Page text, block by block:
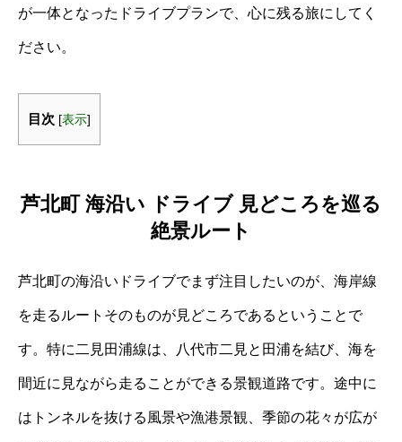
が一体となったドライブプランで、心に残る旅にしてく
ださい。
目次 [表示]
芦北町 海沿い ドライブ 見どころを巡る
絶景ルート
芦北町の海沿いドライブでまず注目したいのが、海岸線
を走るルートそのものが見どころであるということで
す。特に二見田浦線は、八代市二見と田浦を結び、海を
間近に見ながら走ることができる景観道路です。途中に
はトンネルを抜ける風景や漁港景観、季節の花々が広が